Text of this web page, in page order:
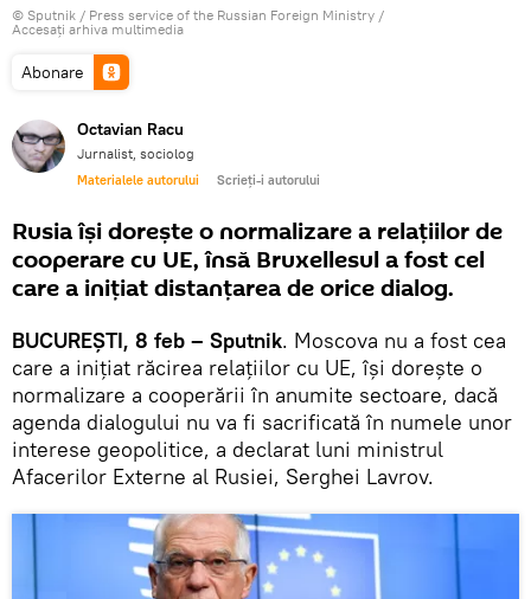
© Sputnik / Press service of the Russian Foreign Ministry /
Accesați arhiva multimedia
Abonare
Octavian Racu
Jurnalist, sociolog
Materialele autorului Scrieți-i autorului
Rusia își dorește o normalizare a relațiilor de
cooperare cu UE, însă Bruxellesul a fost cel
care a inițiat distanțarea de orice dialog.
BUCUREȘTI, 8 feb – Sputnik. Moscova nu a fost cea
care a inițiat răcirea relațiilor cu UE, își dorește o
normalizare a cooperării în anumite sectoare, dacă
agenda dialogului nu va fi sacrificată în numele unor
interese geopolitice, a declarat luni ministrul
Afacerilor Externe al Rusiei, Serghei Lavrov.